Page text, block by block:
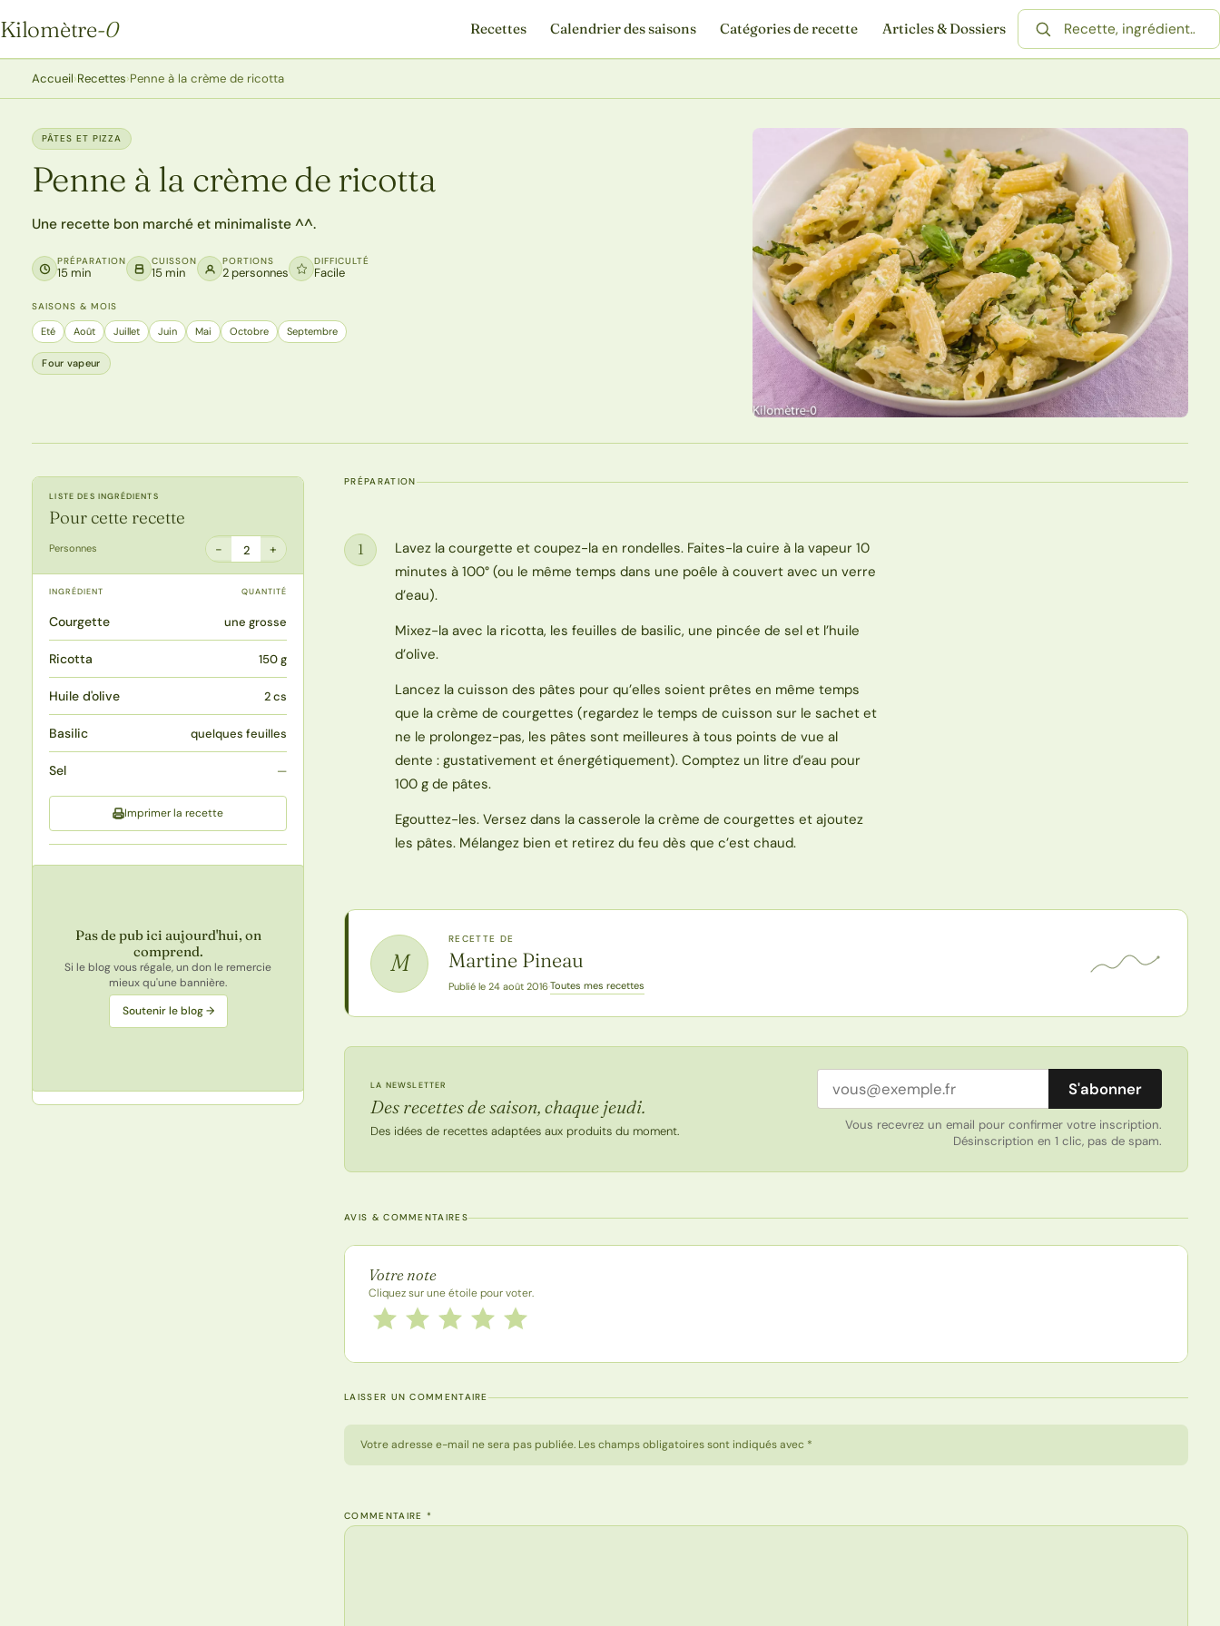
Kilomètre-0
Kilomètre-0
Recettes Calendrier des saisons Catégories de recette Articles & Dossiers
Rechercher une recette
Accueil›Recettes›Penne à la crème de ricotta
PÂTES ET PIZZA
Penne à la crème de ricotta
Une recette bon marché et minimaliste ^^.
PRÉPARATION
15 min
CUISSON
15 min
PORTIONS
2 personnes
DIFFICULTÉ
Facile
SAISONS & MOIS
Eté Août Juillet Juin Mai Octobre Septembre
Four vapeur
LISTE DES INGRÉDIENTS
Pour cette recette
Personnes − 2 +
INGRÉDIENT QUANTITÉ
Courgette une grosse
Ricotta 150 g
Huile d'olive 2 cs
Basilic quelques feuilles
Sel —
Imprimer la recette
Pas de pub ici aujourd'hui, on
comprend.
Si le blog vous régale, un don le remercie
mieux qu'une bannière.
Soutenir le blog →
PRÉPARATION
Étape
1
Lavez la courgette et coupez-la en rondelles. Faites-la cuire à la vapeur 10
minutes à 100° (ou le même temps dans une poêle à couvert avec un verre
d’eau).
Mixez-la avec la ricotta, les feuilles de basilic, une pincée de sel et l’huile
d’olive.
Lancez la cuisson des pâtes pour qu’elles soient prêtes en même temps
que la crème de courgettes (regardez le temps de cuisson sur le sachet et
ne le prolongez-pas, les pâtes sont meilleures à tous points de vue al
dente : gustativement et énergétiquement). Comptez un litre d’eau pour
100 g de pâtes.
Egouttez-les. Versez dans la casserole la crème de courgettes et ajoutez
les pâtes. Mélangez bien et retirez du feu dès que c’est chaud.
M
RECETTE DE
Martine Pineau
Publié le 24 août 2016·Toutes mes recettes
LA NEWSLETTER
Des recettes de saison, chaque jeudi.
Des idées de recettes adaptées aux produits du moment.
Adresse email S'abonner
Vous recevrez un email pour confirmer votre inscription.
Désinscription en 1 clic, pas de spam.
AVIS & COMMENTAIRES
Note de la recette
Votre note
Cliquez sur une étoile pour voter.
Notez cette recette de 1 à 5 étoiles
5 étoiles
4 étoiles
3 étoiles
2 étoiles
1 étoile
LAISSER UN COMMENTAIRE
Votre adresse e-mail ne sera pas publiée. Les champs obligatoires sont indiqués avec *
COMMENTAIRE *